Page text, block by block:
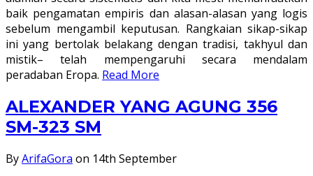
baik pengamatan empiris dan alasan-alasan yang logis
sebelum mengambil keputusan. Rangkaian sikap-sikap
ini yang bertolak belakang dengan tradisi, takhyul dan
mistik– telah mempengaruhi secara mendalam
peradaban Eropa. Read More
ALEXANDER YANG AGUNG 356
SM-323 SM
ByArifaGora on 14th September